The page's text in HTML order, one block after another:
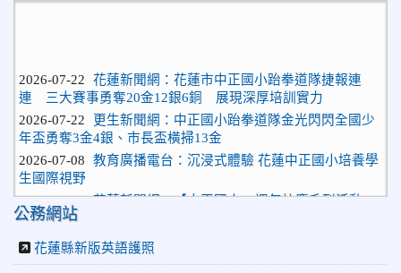
連 三大賽事勇奪20金12銀6銅 展現深厚培訓實力
2026-07-22
更生新聞網：中正國小跆拳道隊金光閃閃全國少
年盃勇奪3金4銀、市長盃橫掃13金
2026-07-08 教育廣播電台：沉浸式體驗 花蓮中正國小培養學
生國際視野
2026-06-16
「游藝飛揚」晚會登場】 師生家長齊聚一堂 共譜「時光樂
章．經典再現」
2026-06-16 更生新聞網：中正國小創校70週年「游藝飛揚」
才藝晚會登場
公務網站
花蓮縣新版英語護照